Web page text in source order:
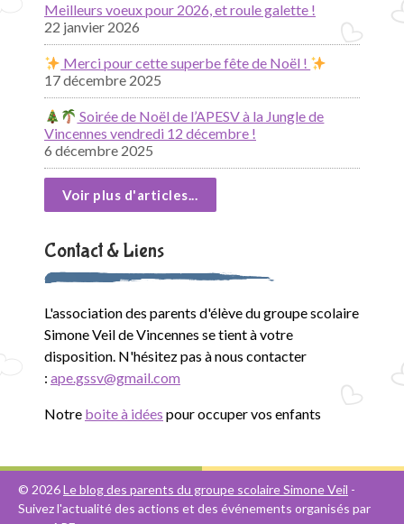
Meilleurs voeux pour 2026, et roule galette !
22 janvier 2026
Merci pour cette superbe fête de Noël !
17 décembre 2025
Soirée de Noël de l’APESV à la Jungle de
Vincennes vendredi 12 décembre !
6 décembre 2025
Voir plus d'articles...
Contact & Liens
L'association des parents d'élève du groupe scolaire
Simone Veil de Vincennes se tient à votre
disposition. N'hésitez pas à nous contacter
: ape.gssv@gmail.com
Notre boite à idées pour occuper vos enfants
© 2026Le blog des parents du groupe scolaire Simone Veil -
Suivez l'actualité des actions et des événements organisés par